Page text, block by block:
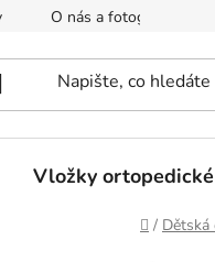
O nás a fotogalerie
Vložky ortopedické
Domů
/ Dětská